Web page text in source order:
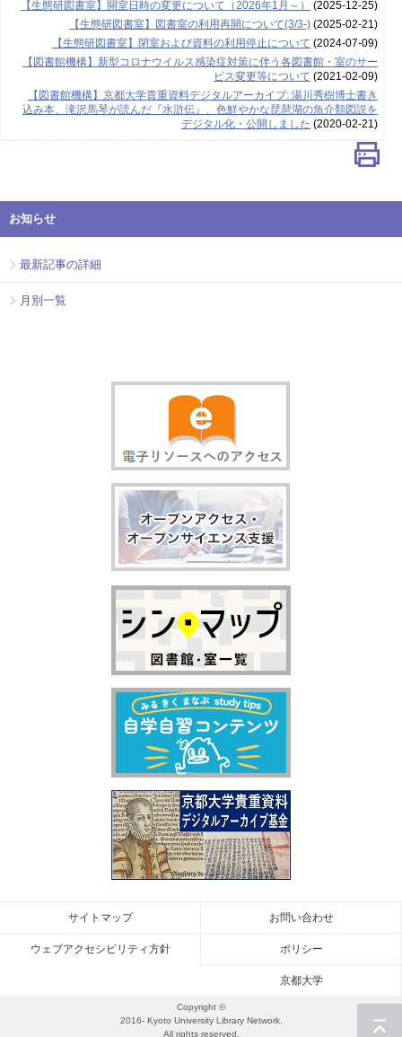
【生態研図書室】開室日時の変更について（2026年1月～）
(2025-12-25)
【生態研図書室】図書室の利用再開について(3/3-)(2025-02-21)
【生態研図書室】閉室および資料の利用停止について (2024-07-09)
【図書館機構】新型コロナウイルス感染症対策に伴う各図書館・室のサー
ビス変更等について (2021-02-09)
【図書館機構】京都大学貴重資料デジタルアーカイブ: 湯川秀樹博士書き
込み本、滝沢馬琴が読んだ『水滸伝』、色鮮やかな琵琶湖の魚介類図説を
デジタル化・公開しました (2020-02-21)
お知らせ
最新記事の詳細
月別一覧
お問い合わせ
サイトマップ
ポリシー
ウェブアクセシビリティ方針
京都大学
Copyright ©
2016- Kyoto University Library Network.
All rights reserved.